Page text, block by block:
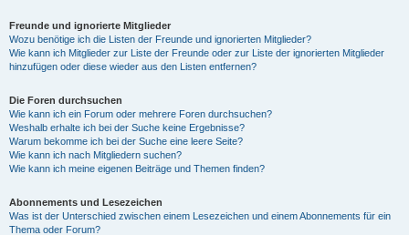
Freunde und ignorierte Mitglieder
Wozu benötige ich die Listen der Freunde und ignorierten Mitglieder?
Wie kann ich Mitglieder zur Liste der Freunde oder zur Liste der ignorierten Mitglieder
hinzufügen oder diese wieder aus den Listen entfernen?
Die Foren durchsuchen
Wie kann ich ein Forum oder mehrere Foren durchsuchen?
Weshalb erhalte ich bei der Suche keine Ergebnisse?
Warum bekomme ich bei der Suche eine leere Seite?
Wie kann ich nach Mitgliedern suchen?
Wie kann ich meine eigenen Beiträge und Themen finden?
Abonnements und Lesezeichen
Was ist der Unterschied zwischen einem Lesezeichen und einem Abonnements für ein
Thema oder Forum?